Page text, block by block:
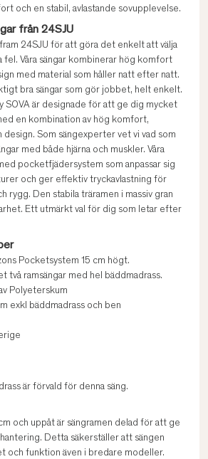
och en stabil, avlastande sovupplevelse.
från 24SJU
24SJU för att göra det enkelt att välja
fel. Våra sängar kombinerar hög komfort
med material som håller natt efter natt.
bra sängar som gör jobbet, helt enkelt.
SOVA är designade för att ge dig mycket
en kombination av hög komfort,
design. Som sängexperter vet vi vad som
med både hjärna och muskler. Våra
pocketfjädersystem som anpassar sig
och ger effektiv tryckavlastning för
rygg. Den stabila träramen i massiv gran
Ett utmärkt val för dig som letar efter
Pocketsystem 15 cm högt.
två ramsängar med hel bäddmadrass.
Polyeterskum
exkl bäddmadrass och ben
är förvald för denna säng.
och uppåt är sängramen delad för att ge
Detta säkerställer att sängen
och funktion även i bredare modeller.